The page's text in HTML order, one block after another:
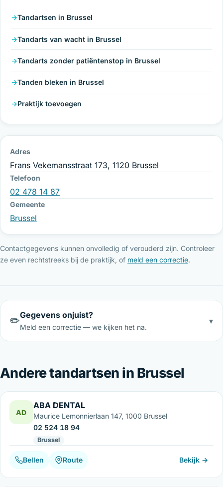
Tandartsen in Brussel
Tandarts van wacht in Brussel
Tandarts zonder patiëntenstop in Brussel
Tanden bleken in Brussel
Praktijk toevoegen
Adres
Frans Vekemansstraat 173, 1120 Brussel
Telefoon
02 478 14 87
Gemeente
Brussel
Contactgegevens kunnen onvolledig of verouderd zijn. Controleer
ze even rechtstreeks bij de praktijk, of meld een correctie.
✏️Gegevens onjuist?
Meld een correctie — we kijken het na.
▾
Andere tandartsen in Brussel
AD
ABA DENTAL
Maurice Lemonnierlaan 147, 1000 Brussel
02 524 18 94
Brussel
Bellen Route Bekijk →